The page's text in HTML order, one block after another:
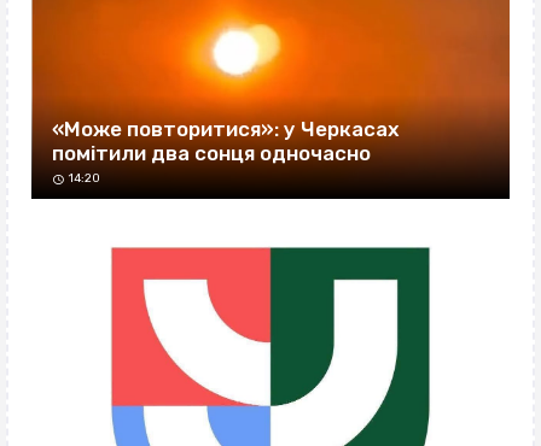
«Може повторитися»: у Черкасах
помітили два сонця одночасно
14:20